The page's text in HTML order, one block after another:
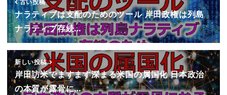
古い投稿
ナラティブは支配のためのツール 岸田政権は列島
ナラティブ存続…
新しい投稿
岸田訪米でますます深まる米国の属国化 日本政治
の本質が露骨に…